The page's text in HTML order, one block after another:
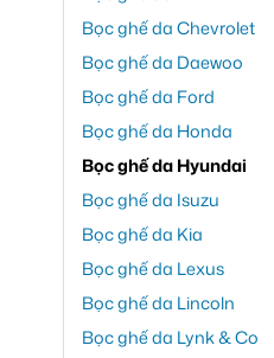
Bọc ghế da Chevrolet
Bọc ghế da Daewoo
Bọc ghế da Ford
Bọc ghế da Honda
Bọc ghế da Hyundai
Bọc ghế da Isuzu
Bọc ghế da Kia
Bọc ghế da Lexus
Bọc ghế da Lincoln
Bọc ghế da Lynk & Co